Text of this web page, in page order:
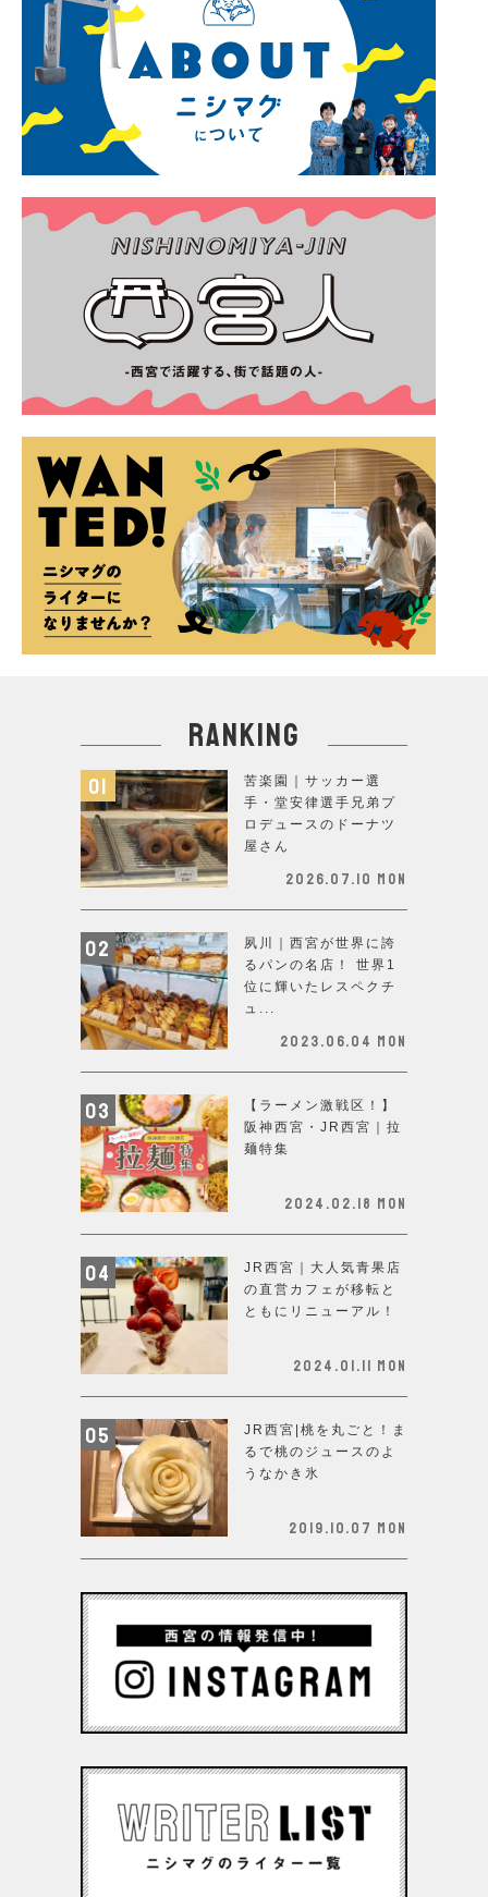
ranking
苦楽園｜サッカー選
手・堂安律選手兄弟プ
ロデュースのドーナツ
屋さん
2026.07.10 Mon
夙川｜西宮が世界に誇
るパンの名店！ 世界1
位に輝いたレスペクチ
ュ...
2023.06.04 Mon
【ラーメン激戦区！】
阪神西宮・JR西宮｜拉
麺特集
2024.02.18 Mon
JR西宮｜大人気青果店
の直営カフェが移転と
ともにリニューアル！
2024.01.11 Mon
JR西宮|桃を丸ごと！ま
るで桃のジュースのよ
うなかき氷
2019.10.07 Mon